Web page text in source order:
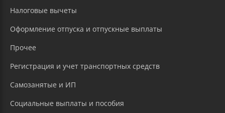
Налоговые вычеты
Оформление отпуска и отпускные выплаты
Прочее
Регистрация и учет транспортных средств
Самозанятые и ИП
Социальные выплаты и пособия